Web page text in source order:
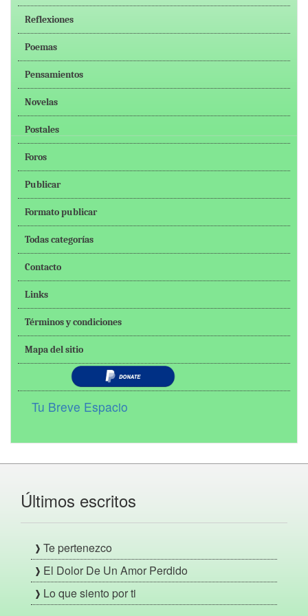
Reflexiones
Poemas
Pensamientos
Novelas
Postales
Foros
Publicar
Formato publicar
Todas categorías
Contacto
Links
Términos y condiciones
Mapa del sitio
Tu Breve Espacio
Últimos escritos
Te pertenezco
El Dolor De Un Amor Perdido
Lo que siento por ti